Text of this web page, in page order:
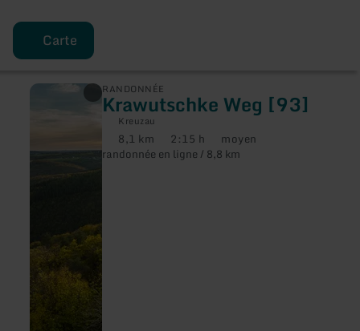
Carte
RANDONNÉE
Krawutschke Weg [93]
Kreuzau
Distance
:
8,1 km Durée
:
2:15 h Difficulté
:
moyen
randonnée en ligne / 8,8 km
en
Krawutschke